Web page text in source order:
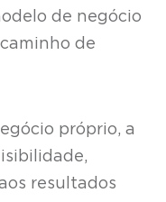
de negócio
de
próprio, a
resultados